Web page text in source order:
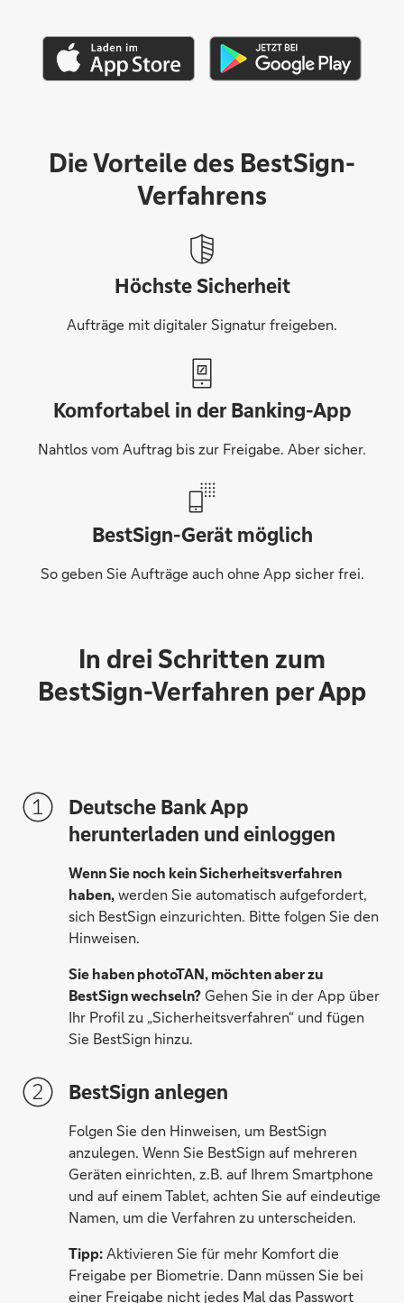
Die Vorteile des BestSign-
Verfahrens
Höchste Sicherheit
Aufträge mit digitaler Signatur freigeben.
Komfortabel in der Banking-App
Nahtlos vom Auftrag bis zur Freigabe. Aber sicher.
BestSign-Gerät möglich
So geben Sie Aufträge auch ohne App sicher frei.
In drei Schritten zum
BestSign-Verfahren per App
Deutsche Bank App
herunterladen und einloggen
Wenn Sie noch kein Sicherheitsverfahren
haben,werden Sie automatisch aufgefordert,
sich BestSign einzurichten. Bitte folgen Sie den
Hinweisen.
Sie haben photoTAN, möchten aber zu
BestSign wechseln? Gehen Sie in der App über
Ihr Profil zu „Sicherheitsverfahren“ und fügen
Sie BestSign hinzu.
BestSign anlegen
Folgen Sie den Hinweisen, um BestSign
anzulegen. Wenn Sie BestSign auf mehreren
Geräten einrichten, z.B. auf Ihrem Smartphone
und auf einem Tablet, achten Sie auf eindeutige
Namen, um die Verfahren zu unterscheiden.
Tipp:Aktivieren Sie für mehr Komfort die
Freigabe per Biometrie. Dann müssen Sie bei
einer Freigabe nicht jedes Mal das Passwort